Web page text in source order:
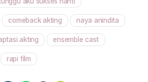
comeback akting naya anindita
akting ensemble cast
rapi film